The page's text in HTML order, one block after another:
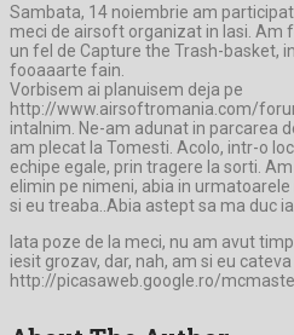
Sambata, 14 noiembrie am
meci de airsoft organizat in Iasi. Am
un fel de Capture the Trash-basket,
fooaaarte fain.
Vorbisem ai planuisem deja pe
http://www.airsoftromania.com/
intalnim. Ne-am adunat in parcarea
am plecat la Tomesti. Acolo, intr-o
echipe egale, prin tragere la sorti.
elimin pe nimeni, abia in
si eu treaba..Abia astept sa ma duc
Iata poze de la meci, nu am avut
iesit grozav, dar, nah, am si eu cateva
http://picasaweb.google.ro/